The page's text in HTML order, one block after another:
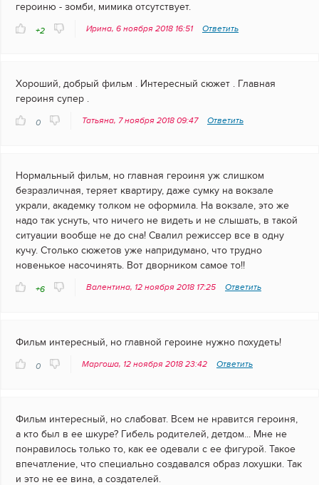
героиню - зомби, мимика отсутствует.
+2 Ирина, 6 ноября 2018 16:51 Ответить
Хороший, добрый фильм . Интересный сюжет . Главная
героиня супер .
0 Татьяна, 7 ноября 2018 09:47 Ответить
Нормальный фильм, но главная героиня уж слишком
безразличная, теряет квартиру, даже сумку на вокзале
украли, академку толком не оформила. На вокзале, это же
надо так уснуть, что ничего не видеть и не слышать, в такой
ситуации вообще не до сна! Свалил режиссер все в одну
кучу. Столько сюжетов уже напридумано, что трудно
новенькое насочинять. Вот дворником самое то!!
+6 Валентина, 12 ноября 2018 17:25 Ответить
Фильм интересный, но главной героине нужно похудеть!
0 Маргоша, 12 ноября 2018 23:42 Ответить
Фильм интересный, но слабоват. Всем не нравится героиня,
а кто был в ее шкуре? Гибель родителей, детдом... Мне не
понравилось только то, как ее одевали с ее фигурой. Такое
впечатление, что специально создавался образ лохушки. Так
и это не ее вина, а создателей.